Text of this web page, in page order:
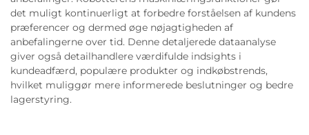
det muligt kontinuerligt at forbedre forståelsen af kundens
præferencer og dermed øge nøjagtigheden af
anbefalingerne over tid. Denne detaljerede dataanalyse
giver også detailhandlere værdifulde indsights i
kundeadfærd, populære produkter og indkøbstrends,
hvilket muliggør mere informerede beslutninger og bedre
lagerstyring.